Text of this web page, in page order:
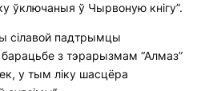
ўключаныя ў Чырвоную кнігу”.
сілавой падтрымцы
з тэрарызмам “Алмаз”
у тым ліку шасцёра